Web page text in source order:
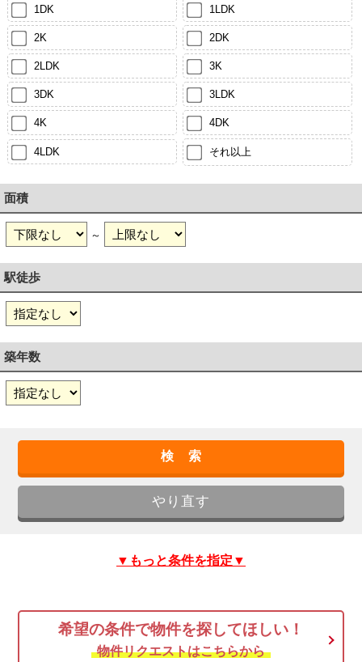
1DK 1LDK
2K 2DK
2LDK 3K
3DK 3LDK
4K 4DK
4LDK それ以上
面積
～
駅徒歩
築年数
▼もっと条件を指定▼
希望の条件で物件を探してほしい！
物件リクエストはこちらから